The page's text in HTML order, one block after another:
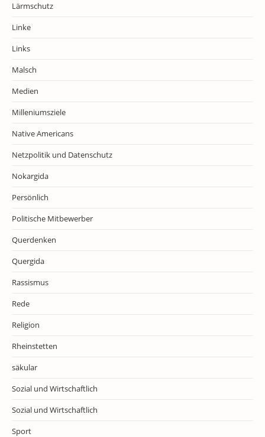
Lärmschutz
Linke
Links
Malsch
Medien
Milleniumsziele
Native Americans
Netzpolitik und Datenschutz
Nokargida
Persönlich
Politische Mitbewerber
Querdenken
Quergida
Rassismus
Rede
Religion
Rheinstetten
säkular
Sozial und Wirtschaftlich
Sozial und Wirtschaftlich
Sport